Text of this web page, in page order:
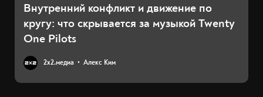
Внутренний конфликт и движение по
кругу: что скрывается за музыкой Twenty
One Pilots
2х2.медиа Алекс Ким